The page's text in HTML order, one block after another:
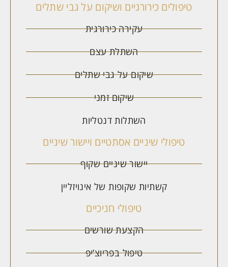
טיפולים כירורגיים ושיקום על גבי שתלים
עקירה כירורגית
השתלת עצם
שיקום על גבי שתלים
שיקום זמני
השתלות דנטליות
טיפולי שיניים אסתטיים ויישור שיניים
יישור שיניים שקוף
קשתיות שקופות של אינויזליין
טיפולי חניכיים
הקצעת שורשים
טיפול בפריוצ’יפ